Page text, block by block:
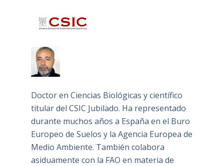
Doctor en Ciencias Biológicas y científico
titular del CSIC Jubilado. Ha representado
durante muchos años a España en el Buro
Europeo de Suelos y la Agencia Europea de
Medio Ambiente. También colabora
asiduamente con la FAO en materia de